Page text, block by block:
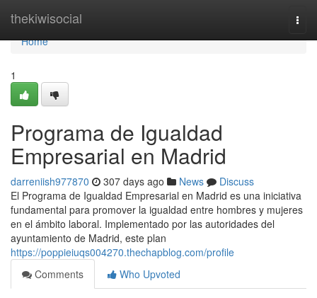
thekiwisocial
Home
Home
1
Programa de Igualdad
Empresarial en Madrid
darreniish977870 307 days ago News
Discuss
El Programa de Igualdad Empresarial en Madrid es una iniciativa
fundamental para promover la igualdad entre hombres y mujeres
en el ámbito laboral. Implementado por las autoridades del
ayuntamiento de Madrid, este plan
https://poppieiuqs004270.thechapblog.com/profile
Comments
Who Upvoted